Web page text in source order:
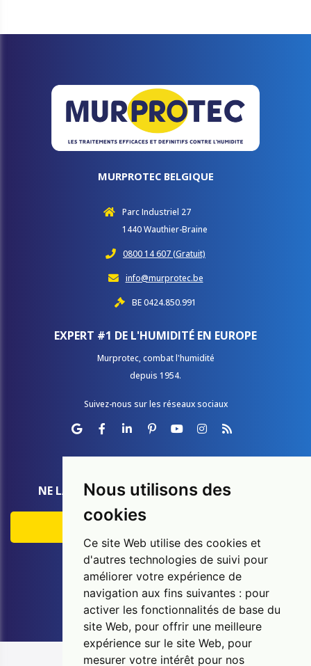
Nous utilisons des
cookies
Ce site Web utilise des cookies et
d'autres technologies de suivi pour
améliorer votre expérience de
navigation aux fins suivantes : pour
activer les fonctionnalités de base du
site Web, pour offrir une meilleure
expérience sur le site Web, pour
mesurer votre intérêt pour nos
MURPROTEC BELGIQUE
Parc Industriel 27
1440 Wauthier-Braine
0800 14 607 (Gratuit)
info@murprotec.be
BE 0424.850.991
EXPERT #1 DE L'HUMIDITÉ EN EUROPE
Murprotec, combat l'humidité
depuis 1954.​​​​​​​
Suivez-nous sur les réseaux sociaux
NE LAISSEZ AUCUNE CHANCE À L'HUMIDITÉ
Appelez gratuitement:
0800 14 607
Se connecter